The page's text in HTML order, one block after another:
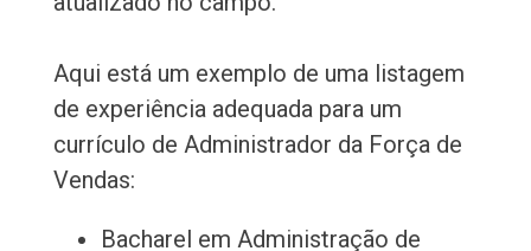
Aqui está um exemplo de uma listagem
de experiência adequada para um
currículo de Administrador da Força de
Vendas:
Bacharel em Administração de